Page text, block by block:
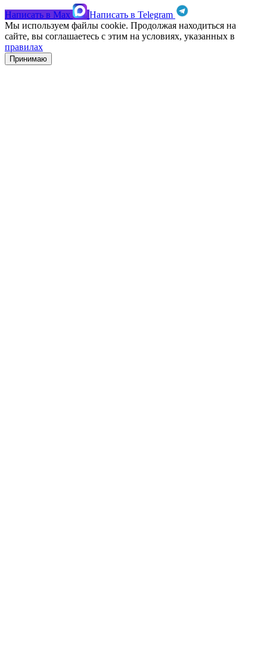
Написать в Max Написать в Telegram
Мы используем файлы cookie. Продолжая находиться на
сайте, вы соглашаетесь с этим на условиях, указанных в
правилах
Принимаю